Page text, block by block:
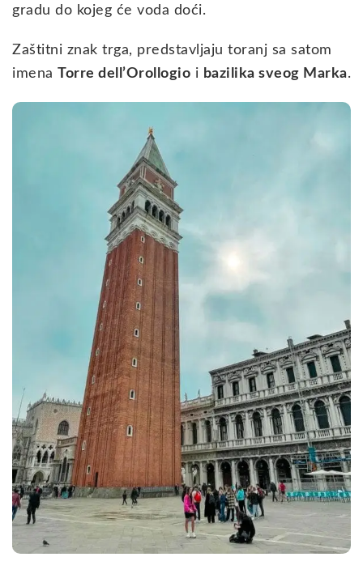
gradu do kojeg će voda doći.
Zaštitni znak trga, predstavljaju toranj sa satom
imena
Torre dell’Orollogio i bazilika sveog Marka.